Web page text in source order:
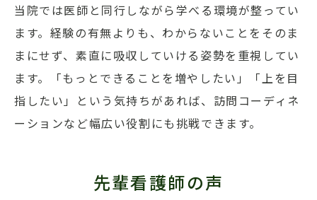
当院では医師と同行しながら学べる環境が整ってい
ます。経験の有無よりも、わからないことをそのま
まにせず、素直に吸収していける姿勢を重視してい
ます。「もっとできることを増やしたい」「上を目
指したい」という気持ちがあれば、訪問コーディネ
ーションなど幅広い役割にも挑戦できます。
先輩看護師の声